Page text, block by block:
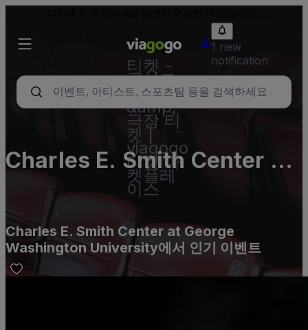
티켓 -
콘서트,
스포츠
&amp;
극장 티
켓 |
viagogo
티켓 마
켓플레
이스
1 new
notification
Charles E. Smith Center at
George Washington
Charles E. Smith Center at George
Washington University에서 인기 이벤트